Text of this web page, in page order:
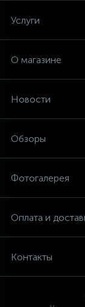
Услуги
О магазине
Новости
Обзоры
Фотогалерея
Оплата и
Контакты